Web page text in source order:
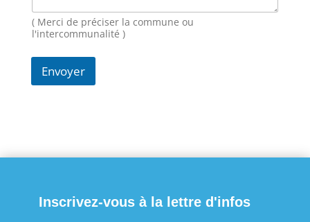
g
e( Merci de préciser la commune ou
l'intercommunalité )
Envoyer
Inscrivez-vous à la lettre d'infos